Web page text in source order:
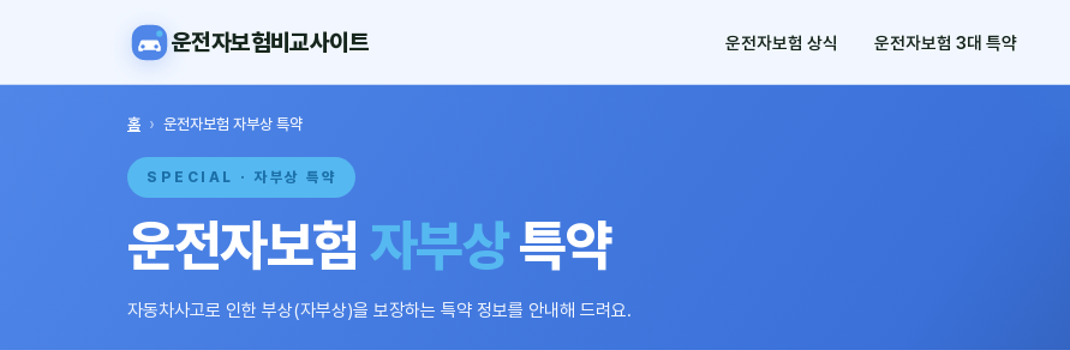
운전자보험비교사이트 운전자보험 상식 운전자보험 3대 특약
홈 › 운전자보험 자부상 특약
SPECIAL · 자부상 특약
운전자보험 자부상특약
자동차사고로 인한 부상(자부상)을 보장하는 특약 정보를 안내해 드려요.